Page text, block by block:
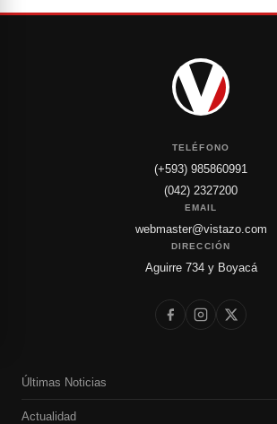
TELÉFONO
(+593) 985860991
(042) 2327200
EMAIL
webmaster@vistazo.com
DIRECCIÓN
Aguirre 734 y Boyacá
Últimas Noticias
Actualidad